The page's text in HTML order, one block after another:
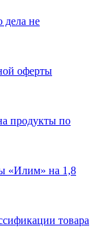
дела не
оферты
продукты по
«Илим» на 1,8
товара